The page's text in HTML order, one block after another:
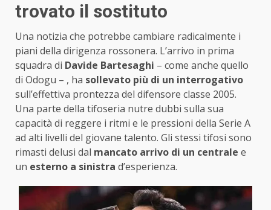
trovato il sostituto
Una notizia che potrebbe cambiare radicalmente i
piani della dirigenza rossonera. L’arrivo in prima
squadra di Davide Bartesaghi – come anche quello
di Odogu – , ha sollevato più di un interrogativo
sull’effettiva prontezza del difensore classe 2005.
Una parte della tifoseria nutre dubbi sulla sua
capacità di reggere i ritmi e le pressioni della Serie A
ad alti livelli del giovane talento. Gli stessi tifosi sono
rimasti delusi dal mancato arrivo di un centrale e
un esterno a sinistra d’esperienza.